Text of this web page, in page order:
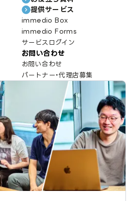
提供サービス
immedio Box
immedio Forms
サービスログイン
お問い合わせ
お問い合わせ
パートナー・代理店募集